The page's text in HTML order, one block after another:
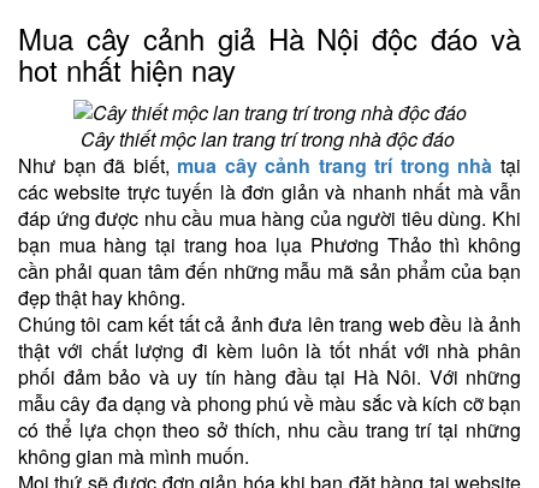
Mua cây cảnh giả Hà Nội độc đáo và
hot nhất hiện nay
Cây thiết mộc lan trang trí trong nhà độc đáo
Như bạn đã biết, mua cây cảnh trang trí trong nhà tại
các website trực tuyến là đơn giản và nhanh nhất mà vẫn
đáp ứng được nhu cầu mua hàng của người tiêu dùng. Khi
bạn mua hàng tại trang hoa lụa Phương Thảo thì không
cần phải quan tâm đến những mẫu mã sản phẩm của bạn
đẹp thật hay không.
Chúng tôi cam kết tất cả ảnh đưa lên trang web đều là ảnh
thật với chất lượng đi kèm luôn là tốt nhất với nhà phân
phối đảm bảo và uy tín hàng đầu tại Hà Nôi. Với những
mẫu cây đa dạng và phong phú về màu sắc và kích cỡ bạn
có thể lựa chọn theo sở thích, nhu cầu trang trí tại những
không gian mà mình muốn.
Mọi thứ sẽ được đơn giản hóa khi bạn đặt hàng tại website